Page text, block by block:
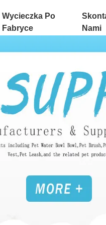
Wycieczka Po
Fabryce
Nami